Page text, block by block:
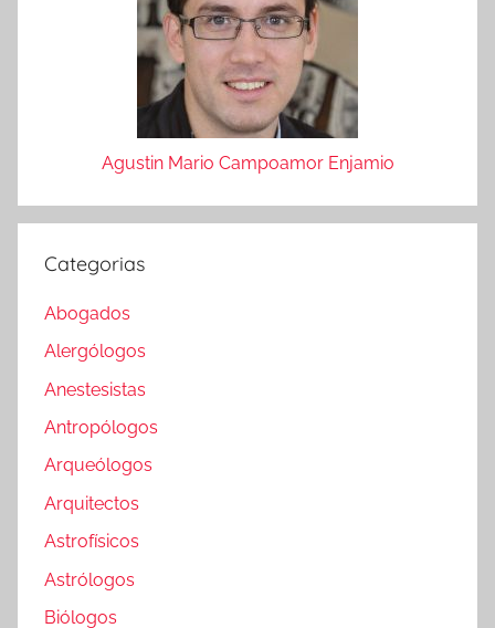
Agustin Mario Campoamor Enjamio
Categorias
Abogados
Alergólogos
Anestesistas
Antropólogos
Arqueólogos
Arquitectos
Astrofísicos
Astrólogos
Biólogos